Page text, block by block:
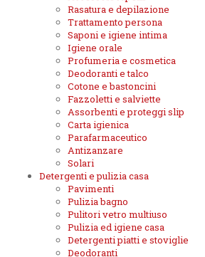
Rasatura e depilazione
Trattamento persona
Saponi e igiene intima
Igiene orale
Profumeria e cosmetica
Deodoranti e talco
Cotone e bastoncini
Fazzoletti e salviette
Assorbenti e proteggi slip
Carta igienica
Parafarmaceutico
Antizanzare
Solari
Detergenti e pulizia casa
Pavimenti
Pulizia bagno
Pulitori vetro multiuso
Pulizia ed igiene casa
Detergenti piatti e stoviglie
Deodoranti